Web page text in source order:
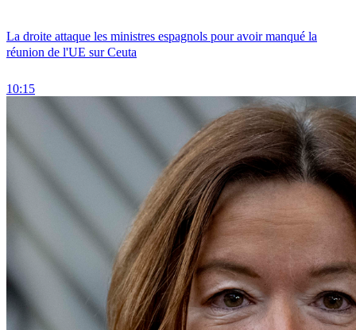
La droite attaque les ministres espagnols pour avoir manqué la
réunion de l'UE sur Ceuta
10:15